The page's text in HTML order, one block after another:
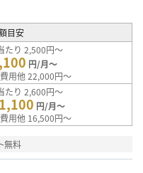
目安
たり 2,500円～
円/月～
用他 22,000円～
たり 2,600円～
円/月～
用他 16,500円～
無料